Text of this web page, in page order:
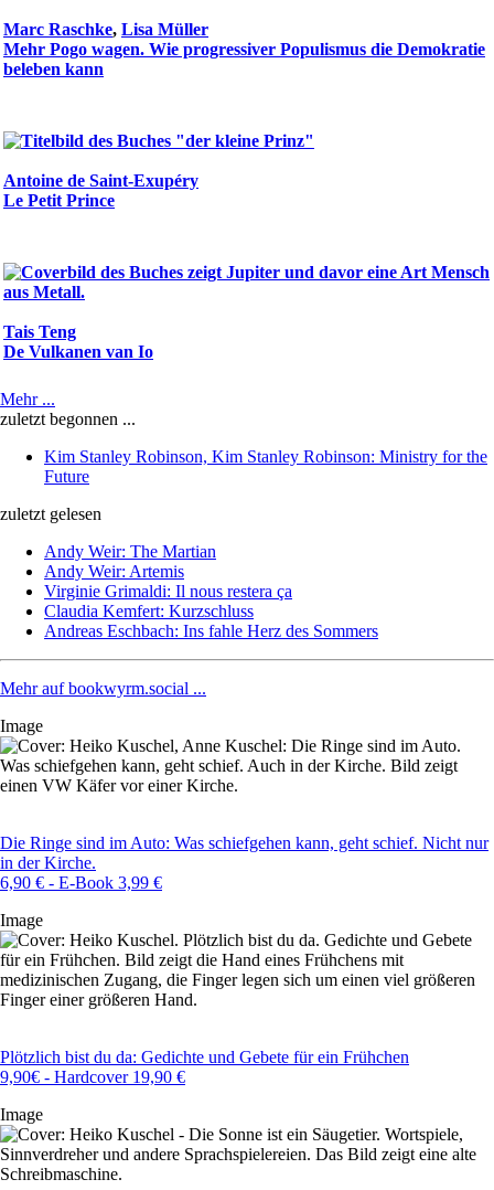
Marc Raschke, Lisa Müller
Mehr Pogo wagen. Wie progressiver Populismus die Demokratie
beleben kann
Antoine de Saint-Exupéry
Le Petit Prince
Tais Teng
De Vulkanen van Io
Mehr ...
zuletzt begonnen ...
Kim Stanley Robinson, Kim Stanley Robinson: Ministry for the
Future
zuletzt gelesen
Andy Weir: The Martian
Andy Weir: Artemis
Virginie Grimaldi: Il nous restera ça
Claudia Kemfert: Kurzschluss
Andreas Eschbach: Ins fahle Herz des Sommers
Mehr auf bookwyrm.social ...
Image
Die Ringe sind im Auto: Was schiefgehen kann, geht schief. Nicht nur
in der Kirche.
6,90 € - E-Book 3,99 €
Image
Plötzlich bist du da: Gedichte und Gebete für ein Frühchen
9,90€ - Hardcover 19,90 €
Image